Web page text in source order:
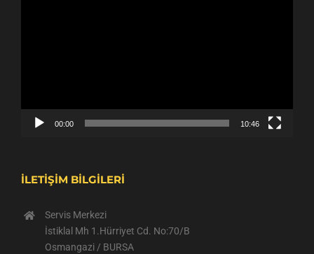
00:00 10:46
İLETİŞİM BİLGİLERİ
Servis Merkezi
İstiklal Mh 1.Hürriyet Cd. No:70/B
Osmangazi / BURSA